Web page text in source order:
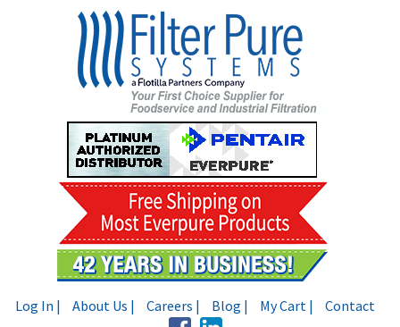
Log In | About Us | Careers | Blog | My Cart | Contact